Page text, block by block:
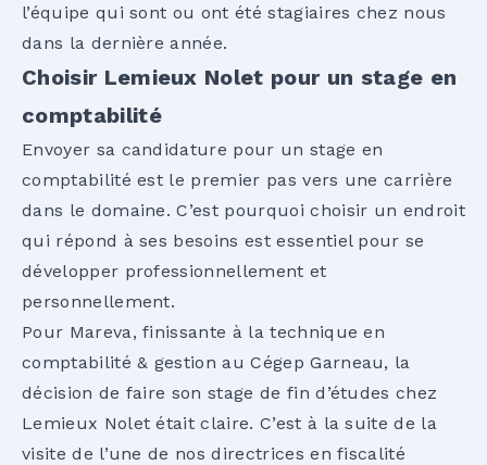
l’équipe qui sont ou ont été stagiaires chez nous
dans la dernière année.
Choisir Lemieux Nolet pour un stage en
comptabilité
Envoyer sa candidature pour un stage en
comptabilité est le premier pas vers une carrière
dans le domaine. C’est pourquoi choisir un endroit
qui répond à ses besoins est essentiel pour se
développer professionnellement et
personnellement.
Pour Mareva, finissante à la technique en
comptabilité & gestion au Cégep Garneau, la
décision de faire son stage de fin d’études chez
Lemieux Nolet était claire. C’est à la suite de la
visite de l’une de nos directrices en fiscalité